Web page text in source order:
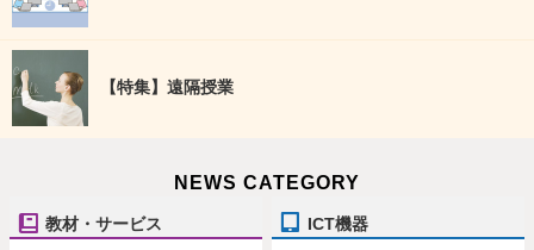
【特集】遠隔授業
NEWS CATEGORY
教材・サービス ICT機器